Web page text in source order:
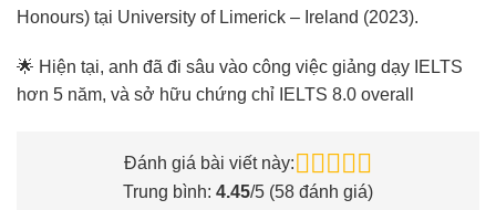
Honours) tại University of Limerick – Ireland (2023).
🌟 Hiện tại, anh đã đi sâu vào công việc giảng dạy IELTS
hơn 5 năm, và sở hữu chứng chỉ IELTS 8.0 overall
Đánh giá bài viết này:
Trung bình: 4.45/5 (58 đánh giá)